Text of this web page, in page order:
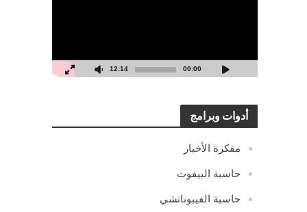
00:00
12:14
أدوات وبرامج
مفكرة الأخبار
حاسبة البيفوت
حاسبة الفيبوناتشي